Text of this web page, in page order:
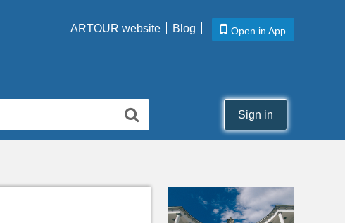
ARTOUR website Blog Open in App
Sign in